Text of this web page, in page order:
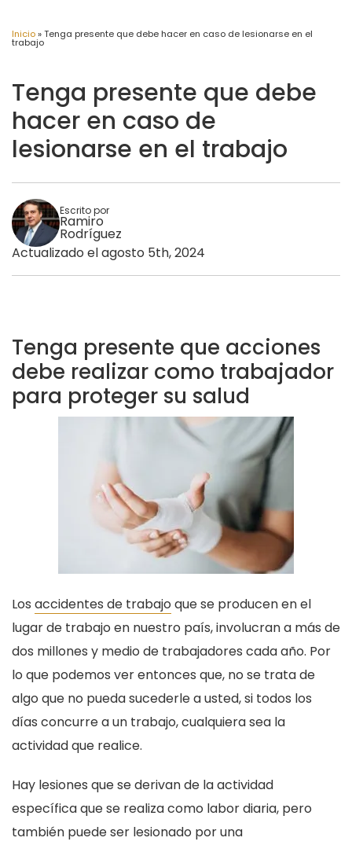
Inicio»Tenga presente que debe hacer en caso de lesionarse en el
trabajo
Tenga presente que debe
hacer en caso de
lesionarse en el trabajo
Escrito por
Ramiro
Rodríguez
Actualizado el agosto 5th, 2024
Tenga presente que acciones
debe realizar como trabajador
para proteger su salud
Los accidentes de trabajo que se producen en el
lugar de trabajo en nuestro país, involucran a más de
dos millones y medio de trabajadores cada año. Por
lo que podemos ver entonces que, no se trata de
algo que no pueda sucederle a usted, si todos los
días concurre a un trabajo, cualquiera sea la
actividad que realice.
Hay lesiones que se derivan de la actividad
específica que se realiza como labor diaria, pero
también puede ser lesionado por una